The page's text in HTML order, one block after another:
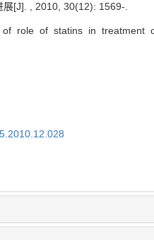
展[J]. , 2010, 30(12): 1569-.
role of statins in treatment